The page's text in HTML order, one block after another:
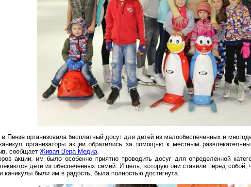
Пензе организовала бесплатный досуг для детей из малообеспеченных и
организаторы акции обратились за помощью к местным
сообщает Живая Вера Медиа.
акции, им было особенно приятно проводить досуг для определенной
дети из обеспеченных семей. И цель, которую они ставили перед
каникулы были им в радость, была полностью достигнута.